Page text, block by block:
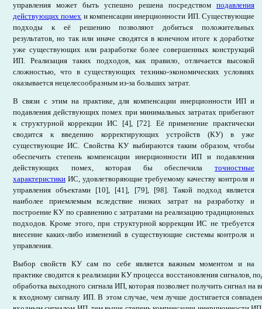
управления может быть успешно решена посредством подавления
действующих помех и компенсации инерционности ИП. Существующие
подходы к её решению позволяют добиться положительных
результатов, но так или иначе сводятся в конечном итоге к доработке
уже существующих или разработке более совершенных конструкций
ИП. Реализация таких подходов, как правило, отличается высокой
сложностью, что в существующих технико-экономических условиях
оказывается нецелесообразным из-за больших затрат.
В связи с этим на практике, для компенсации инерционности ИП и
подавления действующих помех при минимальных затратах прибегают
к структурной коррекции ИС [4], [72]. Её применение практически
сводится к введению корректирующих устройств (КУ) в уже
существующие ИС. Свойства КУ выбираются таким образом, чтобы
обеспечить степень компенсации инерционности ИП и подавления
действующих помех, которая бы обеспечила точностные
характеристики ИС, удовлетворяющие требуемому качеству контроля и
управления объектами [10], [41], [79], [98]. Такой подход является
наиболее приемлемым вследствие низких затрат на разработку и
построение КУ по сравнению с затратами на реализацию традиционных
подходов. Кроме этого, при структурной коррекции ИС не требуется
внесение каких-либо изменений в существующие системы контроля и
управления.
Выбор свойств КУ сам по себе является важным моментом и на
практике сводится к реализации КУ процесса восстановления сигналов,
обработка выходного сигнала ИП, которая позволяет получить сигнал на
к входному сигналу ИП. В этом случае, чем лучше достигается